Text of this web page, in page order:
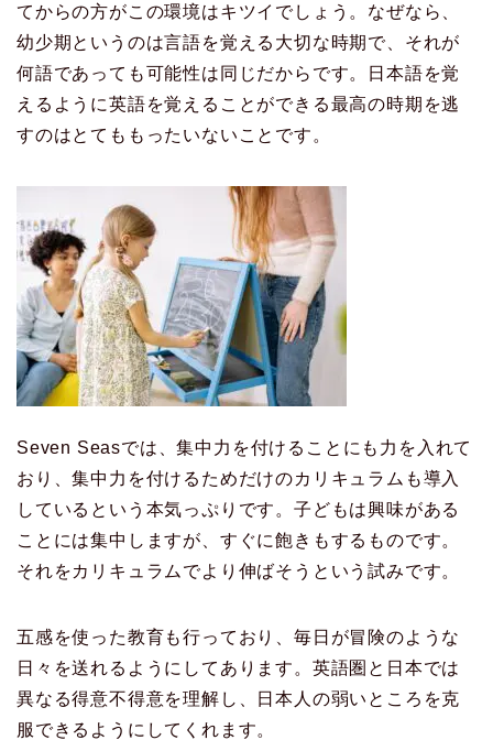
てからの方がこの環境はキツイでしょう。なぜなら、
幼少期というのは言語を覚える大切な時期で、それが
何語であっても可能性は同じだからです。日本語を覚
えるように英語を覚えることができる最高の時期を逃
すのはとてももったいないことです。
Seven Seasでは、集中力を付けることにも力を入れて
おり、集中力を付けるためだけのカリキュラムも導入
しているという本気っぷりです。子どもは興味がある
ことには集中しますが、すぐに飽きもするものです。
それをカリキュラムでより伸ばそうという試みです。
五感を使った教育も行っており、毎日が冒険のような
日々を送れるようにしてあります。英語圏と日本では
異なる得意不得意を理解し、日本人の弱いところを克
服できるようにしてくれます。